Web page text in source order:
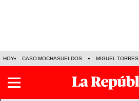
HOY CASO MOCHASUELDOS MIGUEL TORRES